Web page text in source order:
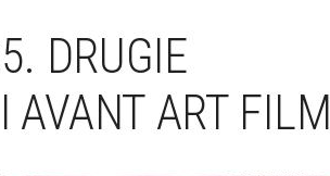
DRUGIE
AVANT ART FILM